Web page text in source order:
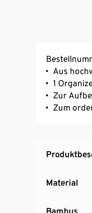
Aus
1
Zur
Zum
Material
Bambus